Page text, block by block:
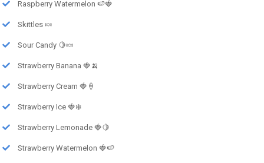
Raspberry Watermelon 🍉🍓
Skittles 🍬
Sour Candy 🍋🍬
Strawberry Banana 🍓🍌
Strawberry Cream 🍓🍦
Strawberry Ice 🍓❄️
Strawberry Lemonade 🍓🍋
Strawberry Watermelon 🍓🍉